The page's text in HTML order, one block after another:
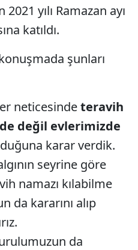
yılı Ramazan ayı
katıldı.
şunları
neticesindeteravih
değil evlerimizde
karar verdik.
seyrine göre
namazı kılabilme
da kararını alıp
da